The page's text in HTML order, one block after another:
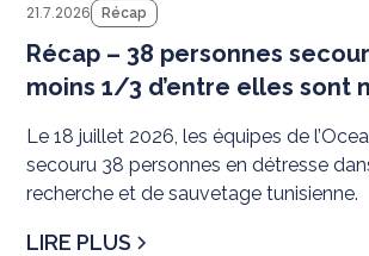
21.7.2026 Récap
Récap – 38 personnes
moins 1/3 d’entre elles sont
Le 18 juillet 2026, les équipes de
secouru 38 personnes en détresse
recherche et de sauvetage tunisienne.
LIRE PLUS